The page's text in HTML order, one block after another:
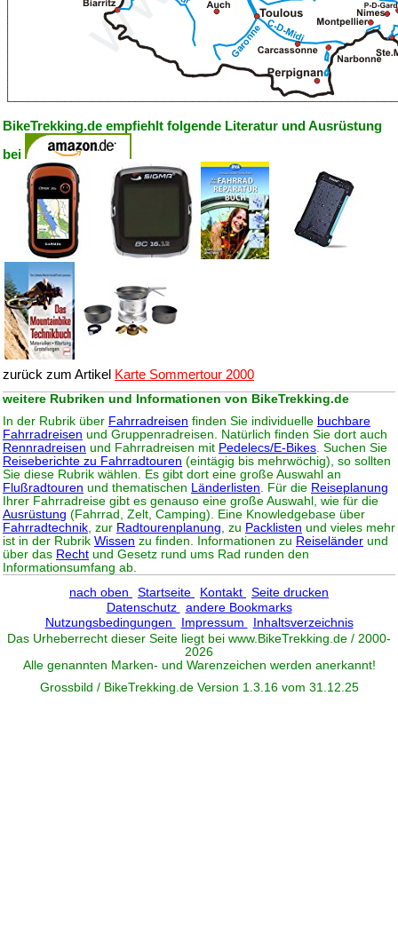
BikeTrekking.de empfiehlt folgende Literatur und Ausrüstung
bei
zurück zum Artikel Karte Sommertour 2000
weitere Rubriken und Informationen von BikeTrekking.de
In der Rubrik über Fahrradreisen finden Sie individuelle buchbare
Fahrradreisen und Gruppenradreisen. Natürlich finden Sie dort auch
Rennradreisen und Fahrradreisen mit Pedelecs/E-Bikes. Suchen Sie
Reiseberichte zu Fahrradtouren (eintägig bis mehrwöchig), so sollten
Sie diese Rubrik wählen. Es gibt dort eine große Auswahl an
Flußradtouren und thematischen Länderlisten. Für die Reiseplanung
Ihrer Fahrradreise gibt es genauso eine große Auswahl, wie für die
Ausrüstung (Fahrrad, Zelt, Camping). Eine Knowledgebase über
Fahrradtechnik, zur Radtourenplanung, zu Packlisten und vieles mehr
ist in der Rubrik Wissen zu finden. Informationen zu Reiseländer und
über das Recht und Gesetz rund ums Rad runden den
Informationsumfang ab.
nach oben
Startseite Kontakt
Seite drucken
Datenschutz
andere Bookmarks
Nutzungsbedingungen
Impressum
Inhaltsverzeichnis
Das Urheberrecht dieser Seite liegt bei www. BikeTrekking.de / 2000-
2026
Alle genannten Marken- und Warenzeichen werden anerkannt!
Grossbild / BikeTrekking.de Version 1.3.16 vom 31.12.25